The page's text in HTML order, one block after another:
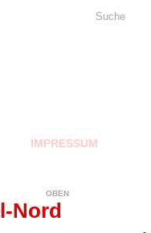
Suche
IMPRESSUM
OBEN
Nord